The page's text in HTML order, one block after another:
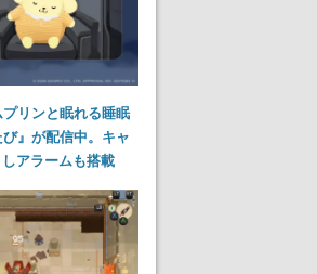
リンと眠れる睡眠
』が配信中。キャ
アラームも搭載